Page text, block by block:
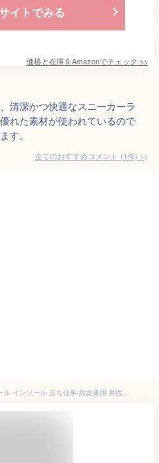
イトでみる
価格と在庫をAmazonでチェック >>
清潔かつ快適なスニーカーラ
れた素材が使われているので
す。
全てのおすすめコメント (1件) >
コロンブス 低反発活性炭インソール インソール 立ち仕事 男女兼用 男性用 女性用 中敷 なかじき 紳士 婦人 メンズ レディース 靴用インソール 靴 シューズ 消臭 COLUMBUS プチプラ BOS